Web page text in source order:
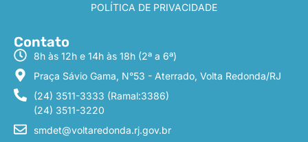
POLÍTICA DE PRIVACIDADE
Contato
8h às 12h e 14h às 18h (2ª a 6ª)
Praça Sávio Gama, N°53 - Aterrado, Volta Redonda/RJ
(24) 3511-3333 (Ramal:3386)
(24) 3511-3220
smdet@voltaredonda.rj.gov.br